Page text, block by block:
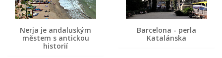
Nerja je andaluským
městem s antickou
historií
Barcelona - perla
Katalánska